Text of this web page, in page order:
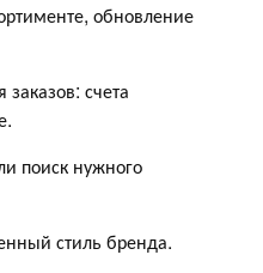
обновление
счета
поиск нужного
стиль бренда.